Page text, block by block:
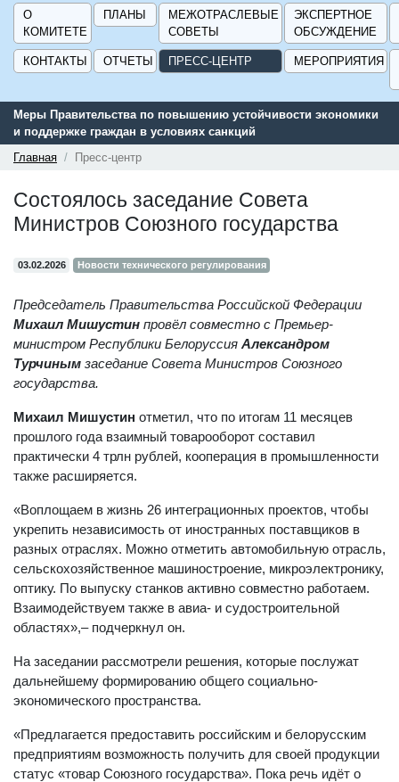
О
КОМИТЕТЕ
ПЛАНЫ
МЕЖОТРАСЛЕВЫЕ
СОВЕТЫ
ЭКСПЕРТНОЕ
ОБСУЖДЕНИЕ
КОНТАКТЫ ОТЧЕТЫ ПРЕСС-ЦЕНТР МЕРОПРИЯТИЯ
по повышению устойчивости экономики
в условиях санкций
Сервис поиска и
ГИСП».
Главная Пресс-центр
Состоялось заседание Совета
Министров Союзного государства
03.02.2026 Новости технического регулирования
Председатель Правительства Российской Федерации
Михаил Мишустин провёл совместно с Премьер-
министром Республики Белоруссия Александром
Турчиным заседание Совета Министров Союзного
государства.
Михаил Мишустин отметил, что по итогам 11 месяцев
прошлого года взаимный товарооборот составил
практически 4 трлн рублей, кооперация в промышленности
также расширяется.
«Воплощаем в жизнь 26 интеграционных проектов, чтобы
укрепить независимость от иностранных поставщиков в
разных отраслях. Можно отметить автомобильную отрасль,
сельскохозяйственное машиностроение, микроэлектронику,
оптику. По выпуску станков активно совместно работаем.
Взаимодействуем также в авиа- и судостроительной
областях»,– подчеркнул он.
На заседании рассмотрели решения, которые послужат
дальнейшему формированию общего социально-
экономического пространства.
«Предлагается предоставить российским и белорусским
предприятиям возможность получить для своей продукции
статус «товар Союзного государства». Пока речь идёт о